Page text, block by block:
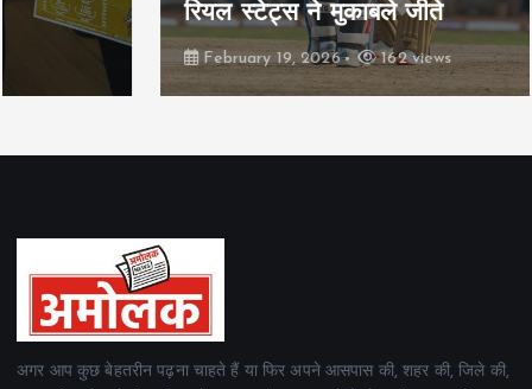
रियल स्टेट्स ने मुकाबले जीते
February 19, 2026 162 views
अगर आप कुछ बेहतरीन पढ़ना चाहते हैं या फिर अपने आसपास की, शहर की, जिले की,